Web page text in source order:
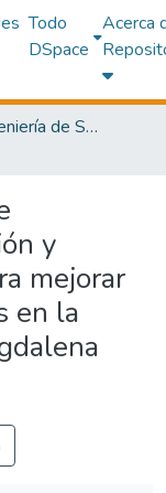
Todo
DSpace
Acerca
Facultad de Ingeniería de Sistemas
y
mejorar
en la